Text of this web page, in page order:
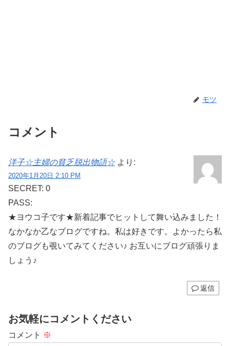
モツ
コメント
洋子☆主婦の貧乏脱出物語☆ より:
2020年1月20日 2:10 PM
SECRET: 0
PASS:
★ヨウコ子です★新着記事でヒットして舞い込みました！
なかなか乙なブログですね。私は好きです。よかったら私
のブログも覗いてみてください♪ お互いにブログ頑張りま
しょう♪
返信
お気軽にコメントください
コメント ※